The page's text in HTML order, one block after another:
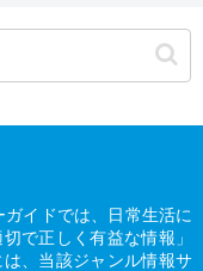
イドでは、日常生活に
で正しく有益な情報」
、当該ジャンル情報サ